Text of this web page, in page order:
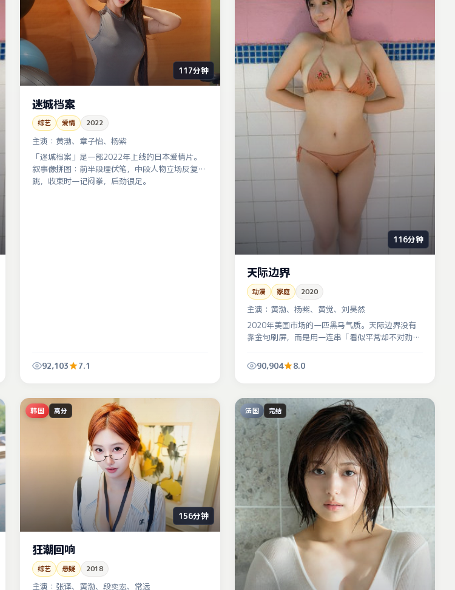
117分钟
迷城档案
综艺 爱情 2022
主演： 黄渤、章子怡、杨紫
「迷城档案」是一部2022年上线的日本爱情片。
叙事像拼图：前半段埋伏笔，中段人物立场反复横
跳，收束时一记闷拳，后劲很足。
92,103 7.1
116分钟
天际边界
动漫 家庭 2020
主演： 黄渤、杨紫、黄觉、刘昊然
2020年美国市场的一匹黑马气质。天际边界没有
靠金句刷屏，而是用一连串「看似平常却不对劲」
90,904
8.0
韩国 高分
156分钟
狂潮回响
综艺 悬疑 2018
主演： 张译、黄渤、段奕宏、常远
法国 完结